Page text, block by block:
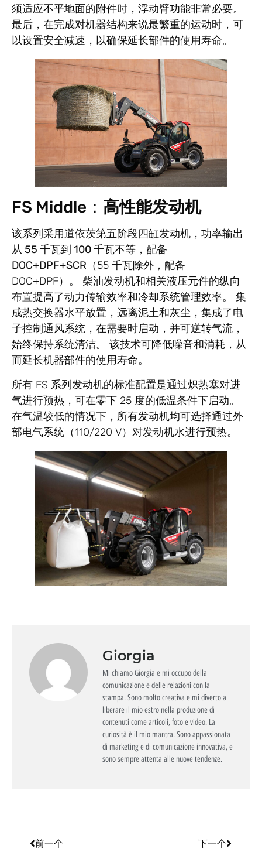
须适应不平地面的附件时， 浮动臂功能非常必要。
最后，在完成对机器结构来说最繁重的运动时，可
以设置安全减速，以确保延长部件的使用寿命。
FS Middle： 高性能发动机
该系列采用道依茨第五阶段四缸发动机，功率输出
从 55 千瓦到 100 千瓦不等，配备
DOC+DPF+SCR （55 千瓦除外，配备
DOC+DPF）。 柴油发动机和相关液压元件的纵向
布置提高了动力传输效率和冷却系统管理效率。 集
成热交换器水平放置，远离泥土和灰尘，集成了电
子控制通风系统 ，在需要时启动，并可逆转气流，
始终保持系统清洁。 该技术可降低噪音和消耗，从
而延长机器部件的使用寿命。
所有 FS 系列发动机的标准配置是通过炽热塞对进
气进行预热 ，可在零下 25 度的低温条件下启动。
在气温较低的情况下，所有发动机均可选择通过外
部电气系统（110/220 V）对发动机水进行预热。
Giorgia
Mi chiamo Giorgia e mi occupo della
comunicazione e delle relazioni con la
stampa. Sono molto creativa e mi diverto a
liberare il mio estro nella produzione di
contenuti come articoli, foto e video. La
curiosità è il mio mantra. Sono appassionata
di marketing e di comunicazione innovativa, e
sono sempre attenta alle nuove tendenze.
前一个 下一个